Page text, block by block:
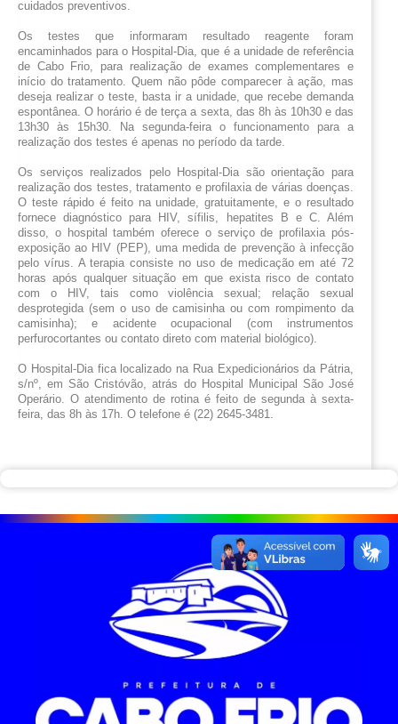
cuidados preventivos.
Os testes que informaram resultado reagente foram
encaminhados para o Hospital-Dia, que é a unidade de referência
de Cabo Frio, para realização de exames complementares e
início do tratamento.
Quem não pôde comparecer à ação, mas
deseja realizar o teste, basta ir a unidade, que recebe demanda
espontânea. O horário é de terça a sexta, das 8h às 10h30 e das
13h30 às 15h30. Na segunda-feira o funcionamento para a
realização dos testes é apenas no período da tarde.
Os serviços realizados pelo Hospital-Dia são orientação para
realização dos testes, tratamento e profilaxia de várias doenças.
O teste rápido é feito na unidade, gratuitamente, e o resultado
fornece diagnóstico para HIV, sífilis, hepatites B e C. Além
disso, o hospital também oferece o serviço de profilaxia pós-
exposição ao HIV (PEP), uma medida de prevenção à infecção
pelo vírus. A terapia consiste no uso de medicação em até 72
horas após qualquer situação em que exista risco de contato
com o HIV, tais como violência sexual; relação sexual
desprotegida (sem o uso de camisinha ou com rompimento da
camisinha); e acidente ocupacional (com instrumentos
perfurocortantes ou contato direto com material biológico).
O Hospital-Dia fica localizado na Rua Expedicionários da Pátria,
s/nº, em São Cristóvão, atrás do Hospital Municipal São José
Operário. O atendimento de rotina é feito de segunda à sexta-
feira, das 8h às 17h. O telefone é (22) 2645-3481.